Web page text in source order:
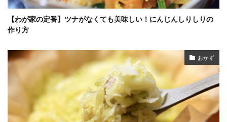
【わが家の定番】ツナがなくても美味しい！にんじんしりしりの
作り方
おかず